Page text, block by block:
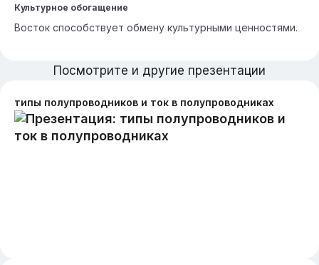
Культурное обогащение
Восток способствует обмену культурными ценностями.
Посмотрите и другие презентации
типы полупроводников и ток в полупроводниках